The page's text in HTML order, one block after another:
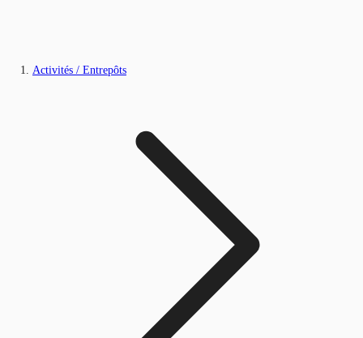
Activités / Entrepôts